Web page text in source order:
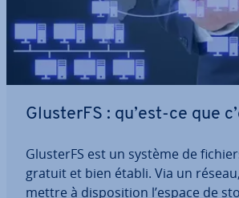
GlusterFS : qu’est-ce que
GlusterFS est un système de
gratuit et bien établi. Via un
mettre à dis­po­si­tion l’espace de